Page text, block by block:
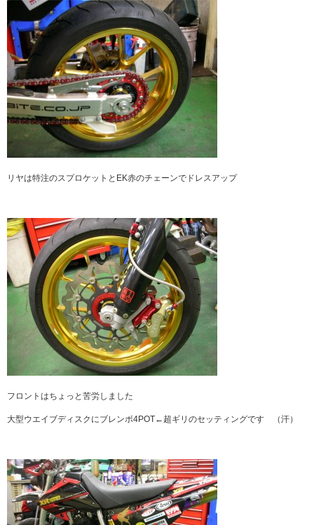
リヤは特注のスプロケットとEK赤のチェーンでドレスアップ
フロントはちょっと苦労しました
大型ウエイブディスクにブレンボ4POT←超ギリのセッティングです （汗）